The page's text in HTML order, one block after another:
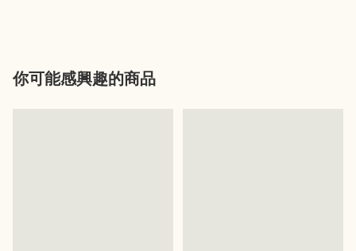
你可能感興趣的商品